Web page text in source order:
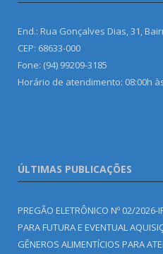
End.: Rua Gonçalves Dias, 31,
CEP: 68633-000
Fone: (94) 99209-3185
Horário de atendimento: 08:00h
ÚLTIMAS PUBLICAÇÕES
PREGÃO ELETRÔNICO Nº 02/2026-
PARA FUTURA E EVENTUAL
GÊNEROS ALIMENTÍCIOS PARA